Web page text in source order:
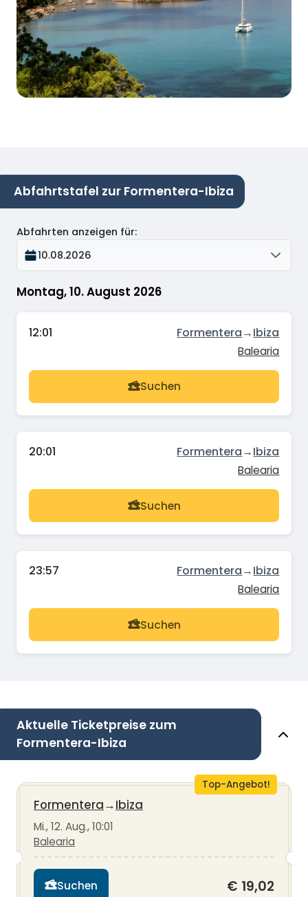
Abfahrtstafel zur Formentera-Ibiza
Montag, 10. August 2026
Abfahrten anzeigen für:
10.08.2026
12:01 Formentera→Ibiza
Balearia
Suchen
20:01 Formentera→Ibiza
Balearia
Suchen
23:57 Formentera→Ibiza
Balearia
Suchen
Aktuelle Ticketpreise zum
Formentera-Ibiza
Top-Angebot!
Formentera→Ibiza
Mi., 12. Aug., 10:01
Balearia
Suchen € 19,02